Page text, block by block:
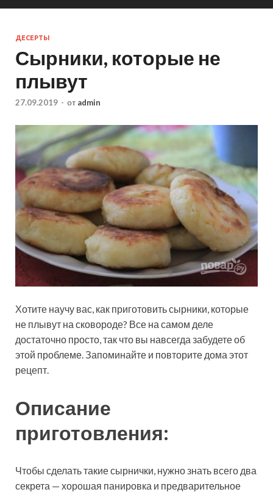
ДЕСЕРТЫ
Сырники, которые не
плывут
27.09.2019 - от admin
Хотите научу вас, как приготовить сырники, которые
не плывут на сковороде? Все на самом деле
достаточно просто, так что вы навсегда забудете об
этой проблеме. Запоминайте и повторите дома этот
рецепт.
Описание
приготовления:
Чтобы сделать такие сырнички, нужно знать всего два
секрета — хорошая панировка и предварительное